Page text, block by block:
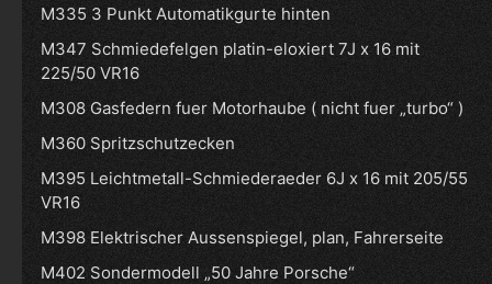
M335 3 Punkt Automatikgurte hinten
M347 Schmiedefelgen platin-eloxiert 7J x 16 mit
225/50 VR16
M308 Gasfedern fuer Motorhaube ( nicht fuer „turbo“ )
M360 Spritzschutzecken
M395 Leichtmetall-Schmiederaeder 6J x 16 mit 205/55
VR16
M398 Elektrischer Aussenspiegel, plan, Fahrerseite
M402 Sondermodell „50 Jahre Porsche“